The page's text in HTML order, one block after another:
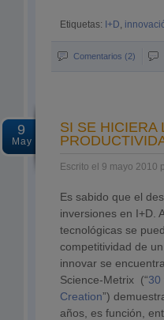
Etiquetas: I+D,
Comentarios (2)
9
May
SI SE HICIERA
Escrito el 9 mayo 2010
Es sabido que el
inversiones en I+D.
tecnológicas se
competitividad de
innovar se
Science-Metrix (“30
Creation”)
años, es función,